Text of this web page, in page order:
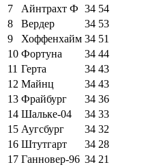
7
Айнтрахт Ф 34 54
8
Вердер 34 53
9
Хоффенхайм 34 51
10 Фортуна 34 44
11 Герта 34 43
12 Майнц 34 43
13 Фрайбург 34 36
14 Шальке-04 34 33
15 Аугсбург 34 32
16 Штутгарт 34 28
17 Ганновер-96 34 21